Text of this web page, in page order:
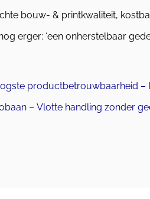
bouw- & printkwaliteit,
erger: ‘een onherstelbaar
productbetrouwbaarheid –
– Vlotte handling zonder